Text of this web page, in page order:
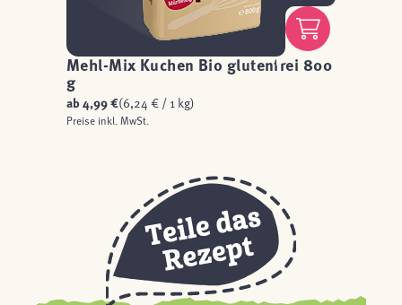
Mehl-Mix Kuchen Bio glutenfrei 800
g
ab4,99 €(6,24 € / 1 kg)
Preise inkl. MwSt.